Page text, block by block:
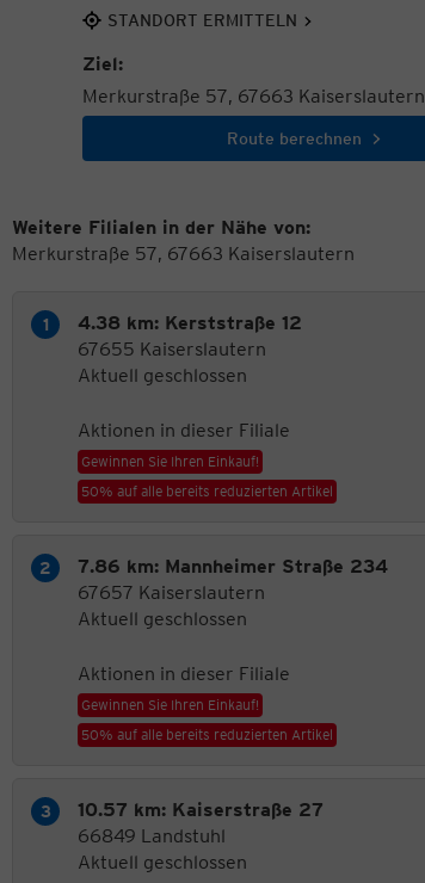
STANDORT ERMITTELN
Ziel:
Merkurstraße 57, 67663 Kaiserslautern
Route berechnen
Weitere Filialen in der Nähe von:
Merkurstraße 57, 67663 Kaiserslautern
4.38 km: Kerststraße 12
67655 Kaiserslautern
Aktuell geschlossen
Aktionen in dieser Filiale
Gewinnen Sie Ihren Einkauf!
50% auf alle bereits reduzierten Artikel
7.86 km: Mannheimer Straße 234
67657 Kaiserslautern
Aktuell geschlossen
Aktionen in dieser Filiale
Gewinnen Sie Ihren Einkauf!
50% auf alle bereits reduzierten Artikel
10.57 km: Kaiserstraße 27
66849 Landstuhl
Aktuell geschlossen